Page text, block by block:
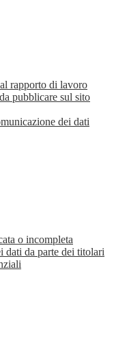
rapporto di lavoro
pubblicare sul sito
dei dati
o incompleta
dati da parte dei titolari